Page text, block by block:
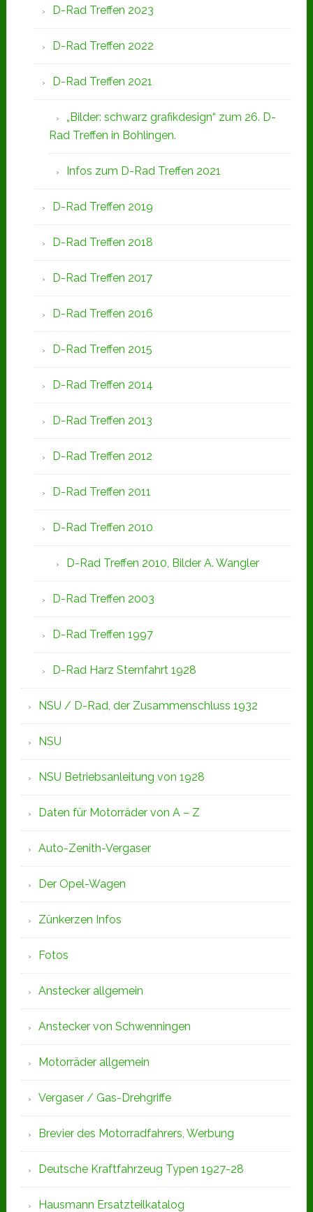
D-Rad Treffen 2023
D-Rad Treffen 2022
D-Rad Treffen 2021
„Bilder: schwarz grafikdesign“ zum 26. D-
Rad Treffen in Bohlingen.
Infos zum D-Rad Treffen 2021
D-Rad Treffen 2019
D-Rad Treffen 2018
D-Rad Treffen 2017
D-Rad Treffen 2016
D-Rad Treffen 2015
D-Rad Treffen 2014
D-Rad Treffen 2013
D-Rad Treffen 2012
D-Rad Treffen 2011
D-Rad Treffen 2010
D-Rad Treffen 2010, Bilder A. Wangler
D-Rad Treffen 2003
D-Rad Treffen 1997
D-Rad Harz Sternfahrt 1928
NSU / D-Rad, der Zusammenschluss 1932
NSU
NSU Betriebsanleitung von 1928
Daten für Motorräder von A – Z
Auto-Zenith-Vergaser
Der Opel-Wagen
Zünkerzen Infos
Fotos
Anstecker allgemein
Anstecker von Schwenningen
Motorräder allgemein
Vergaser / Gas-Drehgriffe
Brevier des Motorradfahrers, Werbung
Deutsche Kraftfahrzeug Typen 1927-28
Hausmann Ersatzteilkatalog